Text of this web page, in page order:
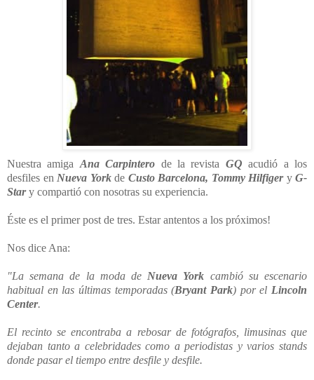
Nuestra amiga Ana Carpintero de la revista GQ acudió a los
desfiles en Nueva Yorkde Custo Barcelona, Tommy Hilfigery G-
Stary compartió con nosotras su experiencia.
Éste es el primer post de tres. Estar antentos a los próximos!
Nos dice Ana:
"La semana de la moda de Nueva York cambió su escenario
habitual en las últimas temporadas (Bryant Park) por el Lincoln
Center.
El recinto se encontraba a rebosar de fotógrafos, limusinas que
dejaban tanto a celebridades como a periodistas y varios stands
donde pasar el tiempo entre desfile y desfile.